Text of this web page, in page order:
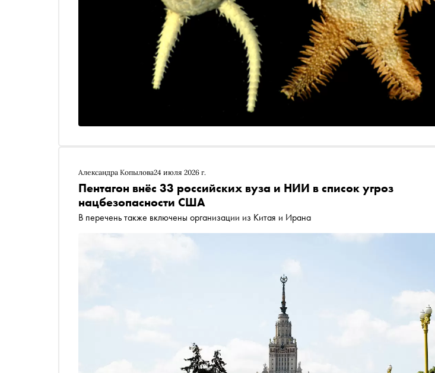
Александра Копылова24 июля 2026 г.
Пентагон внёс 33 российских вуза и НИИ в список угроз
нацбезопасности США
В перечень также включены организации из Китая и Ирана